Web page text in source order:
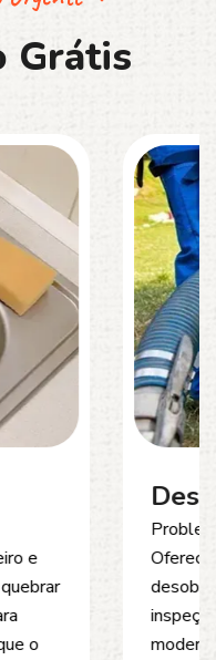
Grátis
esgoto
para
caixas de
equipamentos
garantem um